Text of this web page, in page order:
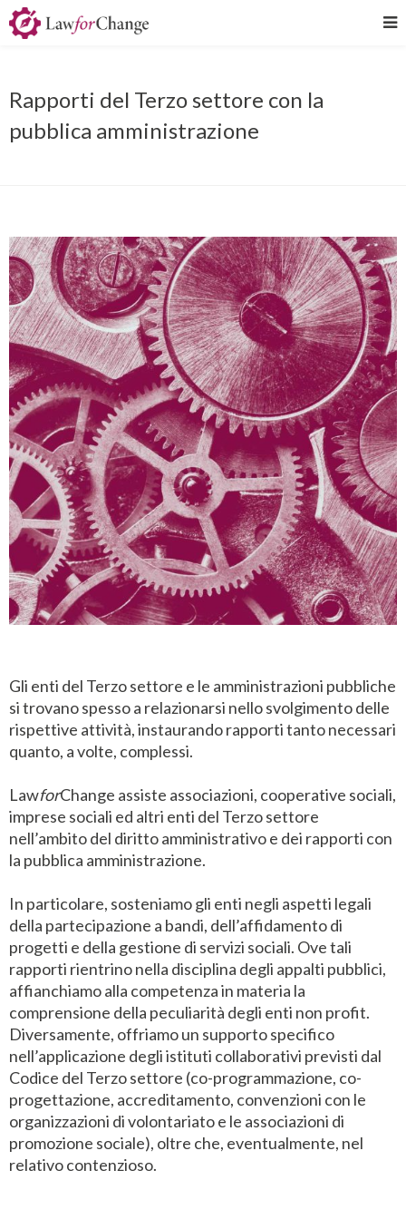
Rapporti del Terzo settore con la
pubblica amministrazione
Gli enti del Terzo settore e le amministrazioni pubbliche
si trovano spesso a relazionarsi nello svolgimento delle
rispettive attività, instaurando rapporti tanto necessari
quanto, a volte, complessi.
LawforChange assiste associazioni, cooperative sociali,
imprese sociali ed altri enti del Terzo settore
nell’ambito del diritto amministrativo e dei rapporti con
la pubblica amministrazione.
In particolare, sosteniamo gli enti negli aspetti legali
della partecipazione a bandi, dell’affidamento di
progetti e della gestione di servizi sociali. Ove tali
rapporti rientrino nella disciplina degli appalti pubblici,
affianchiamo alla competenza in materia la
comprensione della peculiarità degli enti non profit.
Diversamente, offriamo un supporto specifico
nell’applicazione degli istituti collaborativi previsti dal
Codice del Terzo settore (co-programmazione, co-
progettazione, accreditamento, convenzioni con le
organizzazioni di volontariato e le associazioni di
promozione sociale), oltre che, eventualmente, nel
relativo contenzioso.